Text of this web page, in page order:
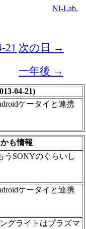
NI-Lab.
21 次の日 →
一年後 →
04-21)
ケータイと連携
も情報
うSONYのぐらいし
ケータイと連携
グライトはプラズマ